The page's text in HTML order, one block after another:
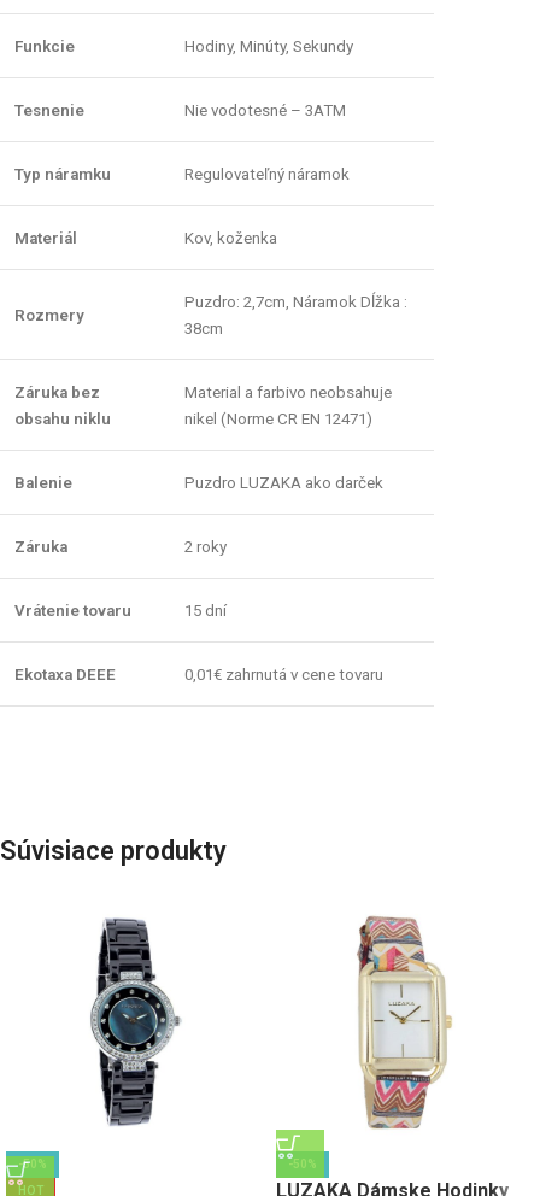
Funkcie Hodiny, Minúty, Sekundy
Tesnenie Nie vodotesné – 3ATM
Typ náramku Regulovateľný náramok
Materiál Kov, koženka
Rozmery
Puzdro: 2,7cm, Náramok Dĺžka :
38cm
Záruka bez
obsahu niklu
Material a farbivo neobsahuje
nikel (Norme CR EN 12471)
Balenie Puzdro LUZAKA ako darček
Záruka 2 roky
Vrátenie tovaru 15 dní
Ekotaxa DEEE 0,01€ zahrnutá v cene tovaru
Súvisiace produkty
-50%
HOT
-50%
LUZAKA Dámske Hodinky